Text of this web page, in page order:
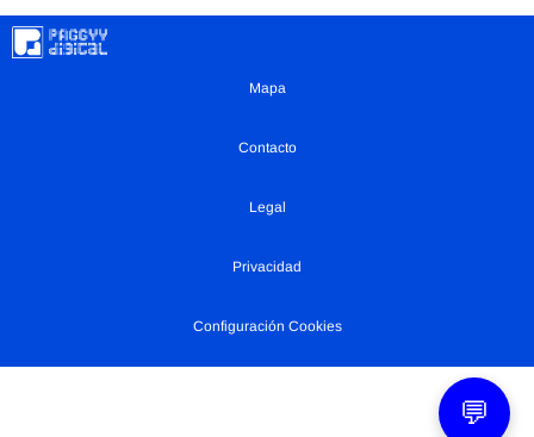
Mapa
Contacto
Legal
Privacidad
Configuración Cookies
💬